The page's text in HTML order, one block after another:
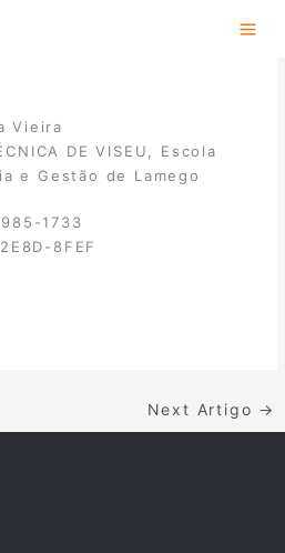
Vieira
DE VISEU, Escola
e Gestão de Lamego
1733
8FEF
Next Artigo →